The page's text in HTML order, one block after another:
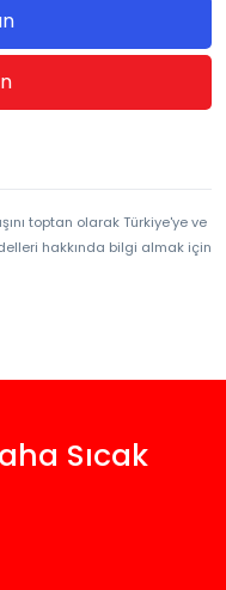
toptan olarak Türkiye'ye ve
hakkında bilgi almak için
Sıcak